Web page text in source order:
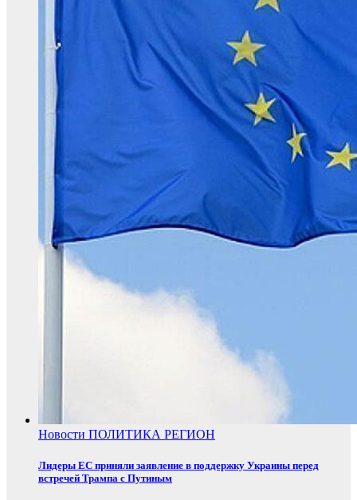
Новости ПОЛИТИКА РЕГИОН
Лидеры ЕС приняли заявление в поддержку Украины перед
встречей Трампа с Путиным